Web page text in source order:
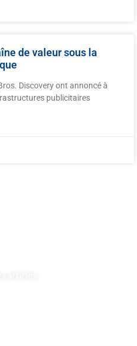
de valeur sous la
Discovery ont annoncé à
publicitaires